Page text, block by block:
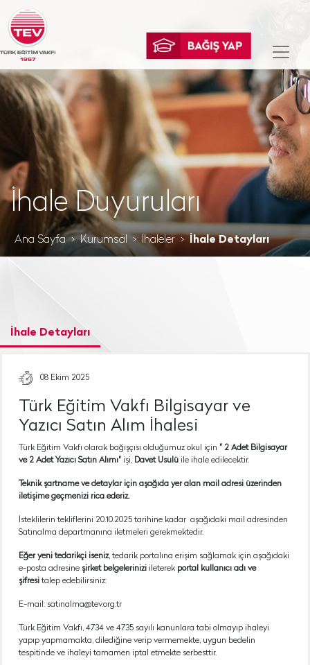
İhale Duyuruları
Ana Sayfa Kurumsal İhaleler İhale Detayları
İhale Detayları
08 Ekim 2025
Türk Eğitim Vakfı Bilgisayar ve
Yazıcı Satın Alım İhalesi
Türk Eğitim Vakfı olarak bağışçısı olduğumuz okul için " 2 Adet Bilgisayar
ve 2 Adet Yazıcı Satın Alımı" işi, Davet Usulü ile ihale edilecektir.
Teknik şartname ve detaylar için aşağıda yer alan mail adresi üzerinden
iletişime geçmenizi rica ederiz.
İsteklilerin tekliflerini 20.10.2025 tarihine kadar aşağıdaki mail adresinden
Satınalma departmanına iletmeleri gerekmektedir.
Eğer yeni tedarikçi iseniz, tedarik portalına erişim sağlamak için aşağıdaki
e-posta adresine şirket belgelerinizi ileterek portal kullanıcı adı ve
şifresitalep edebilirsiniz:
E-mail: satinalma@tev.org.tr
Türk Eğitim Vakfı, 4734 ve 4735 sayılı kanunlara tabi olmayıp ihaleyi
yapıp yapmamakta, dilediğine verip vermemekte, uygun bedelin
tespitinde ve ihaleyi tamamen iptal etmekte serbesttir.